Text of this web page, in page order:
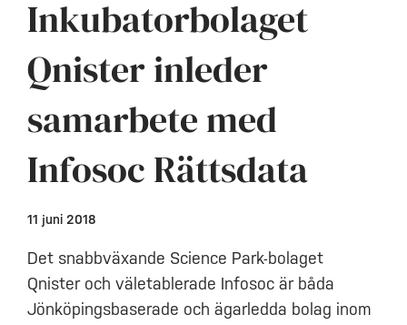
Inkubatorbolaget
Qnister inleder
samarbete med
Infosoc Rättsdata
11 juni 2018
Det snabbväxande Science Park-bolaget
Qnister och väletablerade Infosoc är båda
Jönköpingsbaserade och ägarledda bolag inom